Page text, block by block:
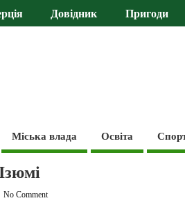
Довідник Пригоди
Міська влада Освіта
No Comment